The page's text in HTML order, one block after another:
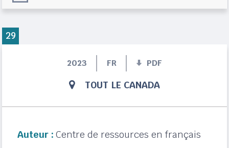
2023 FR PDF
TOUT LE CANADA
Auteur : Centre de ressources en français
29